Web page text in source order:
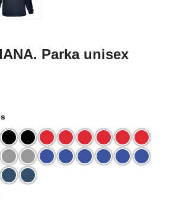
Parka unisex